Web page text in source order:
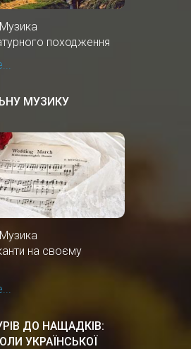
Музика
походження
МУЗИКУ
Музика
на своєму
ДО НАЩАДКІВ:
УКРАЇНСЬКОЇ